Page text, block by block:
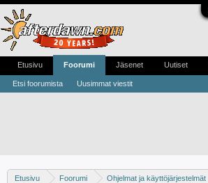
Etusivu Foorumi
Ohjelmat ja käyttöjärjestelmät
Etusivu Foorumi
Etsi foorumista Uusimmat viestit
Jäsenet Uutiset